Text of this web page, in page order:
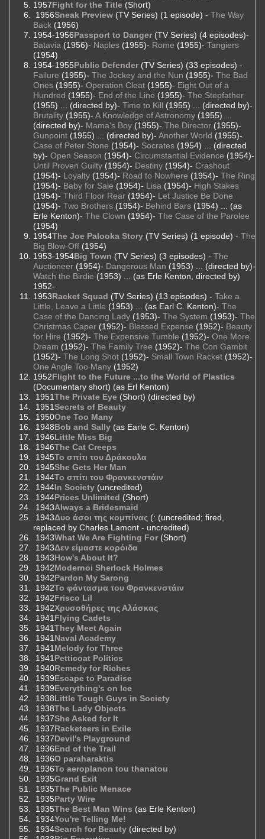
1957Fight for the Title (Short)
1956Sneak Preview (TV Series) (1 episode) - The Way
Back (1956)
1954-1956Passport to Danger (TV Series) (4 episodes)-
Batavia (1956)- Naples (1955)- Rome (1955)- Tangiers
(1954)
1954-1955Public Defender (TV Series) (33 episodes) -
Failure (1955)- The Jockey and the Nun (1955)- The Bad
Ones (1955)- Operation Cleat (1955)- Eight Out of a
Hundred (1955)- End of the Line (1955)- The Stepfather
(1955) ... (directed by)- Time to Kill (1955) ... (directed by)-
Brutality (1955)- A Knowledge of Astronomy (1955) ...
(directed by)- Mama's Boy (1955)- The Director (1955)-
Gunpoint (1955) ... (directed by)- Another World (1955)-
Case of Peter Stone (1954)- Socrates (1954) ... (directed
by)- Open Season (1954)- Circumstantial Evidence (1954)-
Until Proven Guilty (1954)- Destiny (1954)- Crashout
(1954)- Loyalty (1954)- Road to Nowhere (1954)- The Ring
(1954)- Baby for Sale (1954)- Lisa (1954)- High Stakes
(1954)- Third Floor Rear (1954)- Let Justice Be Done
(1954)- Two Brothers (1954)- Behind Bars (1954) ... (as
Erle Kenton)- The Clown (1954)- The Case of the Parolee
(1954)
1954The Joe Palooka Story (TV Series) (1 episode) - The
Big Blow-Off (1954)
1953-1954Big Town (TV Series) (3 episodes) - The
Auctioneer (1954)- Dangerous Man (1953) ... (directed by)-
Watch the Birdie (1953) ... (as Erle Kenton, directed by)
1952-
1953Racket Squad (TV Series) (13 episodes) - Take a
Little, Leave a Little (1953) ... (as Earl C. Kenton)- The
Case of the Dancing Lady (1953)- The System (1953)- The
Christmas Caper (1952)- Blessed Expense (1952)- Beauty
for Hire (1952)- The Expensive Tumble (1952)- One More
Dream (1952)- The Family Tree (1952)- The Con Gambit
(1952)- The Long Shot (1952)- Small Town Racket (1952)-
One Angle Too Many (1952)
1952Flight to the Future ...to the World of Plastics
(Documentary short) (as Erl Kenton)
1951The Private Eye (Short) (directed by)
1951Secrets of Beauty
1950One Too Many
1948Bob and Sally (as Earle C. Kenton)
1946Little Miss Big
1946The Cat Creeps
1945Το σπίτι του Δράκουλα
1945She Gets Her Man
1944Το σπίτι του Φρανκενστάιν
1944In Society (uncredited)
1944Prices Unlimited (Short)
1943Always a Bridesmaid
1943Δυο άσοι της κομπίνας (: (uncredited; fired,
replaced by Charles Lamont - uncredited)
1943What We Are Fighting For (Short)
1943Δεν είμαστε κορόιδα
1943How's About It?
1942Modernoi Sherlock Holmes
1942Pardon My Sarong
1942Το φάντασμα του Φρανκενστάιν
1942Frisco Lil
1942Χρυσοθήρες της Αλάσκας
1941 Flying Cadets
1941They Meet Again
1941 Naval Academy
1941 Melody for Three
1941 Petticoat Politics
1940Remedy for Riches
1939Escape to Paradise
1939Everything's on Ice
1938Little Tough Guys in Society
1938The Lady Objects
1937She Asked for It
1937Racketeers in Exile
1937Devil's Playground
1936End of the Trail
1936O paraharaktis
1936To aeroplanon tou thanatou
1935Grand Exit
1935The Public Menace
1935Party Wire
1935The Best Man Wins (as Erle Kenton)
1934You're Telling Me!
1934Search for Beauty (directed by)